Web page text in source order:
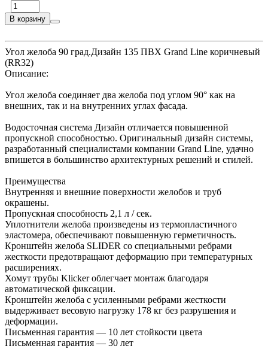
В корзину
Угол желоба 90 град.Дизайн 135 ПВХ Grand Line коричневый
(RR32)
Описание:
Угол желоба соединяет два желоба под углом 90° как на
внешних, так и на внутренних углах фасада.
Водосточная система Дизайн отличается повышенной
пропускной способностью. Оригинальный дизайн системы,
разработанный специалистами компании Grand Line, удачно
впишется в большинство архитектурных решений и стилей.
Преимущества
Внутренняя и внешние поверхности желобов и труб
окрашены.
Пропускная способность 2,1 л / сек.
Уплотнители желоба произведены из термопластичного
эластомера, обеспечивают повышенную герметичность.
Кронштейн желоба SLIDER со специальными ребрами
жесткости предотвращают деформацию при температурных
расширениях.
Хомут трубы Klicker облегчает монтаж благодаря
автоматической фиксации.
Кронштейн желоба с усиленными ребрами жесткости
выдерживает весовую нагрузку 178 кг без разрушения и
деформации.
Письменная гарантия — 10 лет стойкости цвета
Письменная гарантия — 30 лет